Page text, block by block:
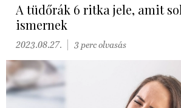
A tüdőrák 6 ritka jele, amit
ismernek
2023.08.27. 3 perc olvasás